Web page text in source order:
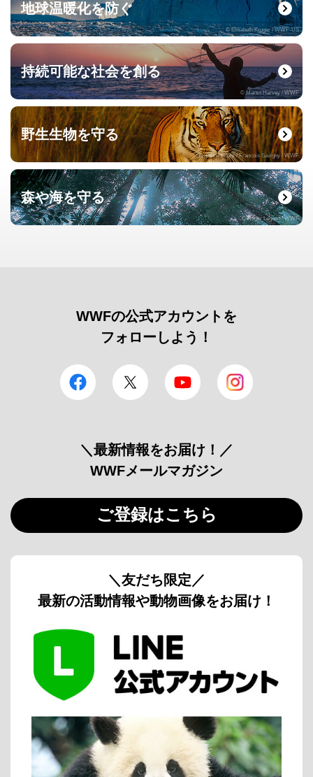
地球温暖化を防ぐ
© Elisabeth Kruger / WWF-US
持続可能な社会を創る
© Martin Harvey / WWF
野生生物を守る
© naturepl.com / Francois Savigny / WWF
森や海を守る
© Roger Leguen / WWF
WWFの公式アカウントを
フォローしよう！
facebook Twitter YouTube
＼最新情報をお届け！／
WWFメールマガジン
ご登録はこちら
＼友だち限定／
最新の活動情報や動物画像をお届け！